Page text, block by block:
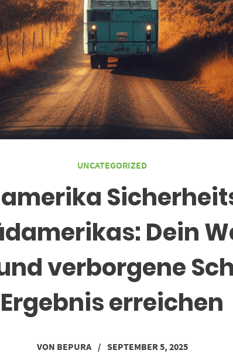
UNCATEGORIZED
Dein
verborgene
Ergebnis erreichen
VON BEPURA / SEPTEMBER 5, 2025